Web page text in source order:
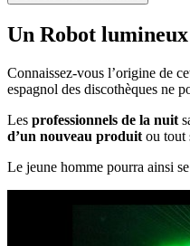
Un Robot lumineux
Connaissez-vous l’origine de
espagnol des discothèques ne
Les professionnels de la nuit
d’un nouveau produit ou tout
Le jeune homme pourra ainsi